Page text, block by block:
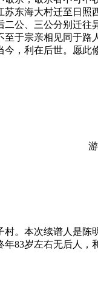
苏东海大村迁至日照
二公、三公分别迁往
于宗亲相见同于路
今，利在后世。愿此
。本次续谱人是陈
年83岁左右无后人，